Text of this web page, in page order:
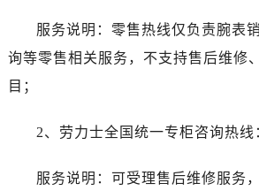
服务说明：零售热线仅负责腕表
询等零售相关服务，不支持售后维修
目；
2、劳力士全国统一专柜咨询热线
服务说明：可受理售后维修服务